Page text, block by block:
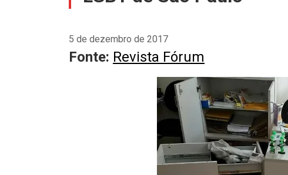
5 de dezembro de 2017
Fonte: Revista Fórum